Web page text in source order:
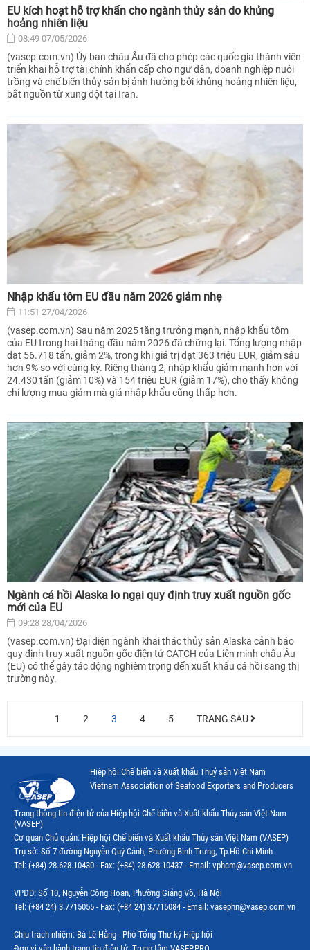
EU kích hoạt hỗ trợ khẩn cho ngành thủy sản do khủng
hoảng nhiên liệu
08:49 07/05/2026
(vasep.com.vn) Ủy ban châu Âu đã cho phép các quốc gia thành viên
triển khai hỗ trợ tài chính khẩn cấp cho ngư dân, doanh nghiệp nuôi
trồng và chế biến thủy sản bị ảnh hưởng bởi khủng hoảng nhiên liệu,
bắt nguồn từ xung đột tại Iran.
Nhập khẩu tôm EU đầu năm 2026 giảm nhẹ
11:51 27/04/2026
(vasep.com.vn) Sau năm 2025 tăng trưởng mạnh, nhập khẩu tôm
của EU trong hai tháng đầu năm 2026 đã chững lại. Tổng lượng nhập
đạt 56.718 tấn, giảm 2%, trong khi giá trị đạt 363 triệu EUR, giảm sâu
hơn 9% so với cùng kỳ. Riêng tháng 2, nhập khẩu giảm mạnh hơn với
24.430 tấn (giảm 10%) và 154 triệu EUR (giảm 17%), cho thấy không
chỉ lượng mua giảm mà giá nhập khẩu cũng thấp hơn.
Ngành cá hồi Alaska lo ngại quy định truy xuất nguồn gốc
mới của EU
09:28 28/04/2026
(vasep.com.vn) Đại diện ngành khai thác thủy sản Alaska cảnh báo
quy định truy xuất nguồn gốc điện tử CATCH của Liên minh châu Âu
(EU) có thể gây tác động nghiêm trọng đến xuất khẩu cá hồi sang thị
trường này.
1 2 3 4 5 TRANG SAU
Hiệp hội Chế biến và Xuất khẩu Thuỷ sản Việt Nam
Vietnam Association of Seafood Exporters and Producers
Trang thông tin điện tử của Hiệp hội Chế biến và Xuất khẩu Thủy sản Việt Nam
(VASEP)
Cơ quan Chủ quản: Hiệp hội Chế biến và Xuất khẩu Thủy sản Việt Nam (VASEP)
Trụ sở: Số 7 đường Nguyễn Quý Cảnh, Phường Bình Trưng, Tp.Hồ Chí Minh
Tel: (+84) 28.628.10430 - Fax: (+84) 28.628.10437 - Email: vphcm@vasep.com.vn
VPĐD: Số 10, Nguyễn Công Hoan, Phường Giảng Võ, Hà Nội
Tel: (+84 24) 3.7715055 - Fax: (+84 24) 37715084 - Email: vasephn@vasep.com.vn
Chịu trách nhiệm: Bà Lê Hằng - Phó Tổng Thư ký Hiệp hội